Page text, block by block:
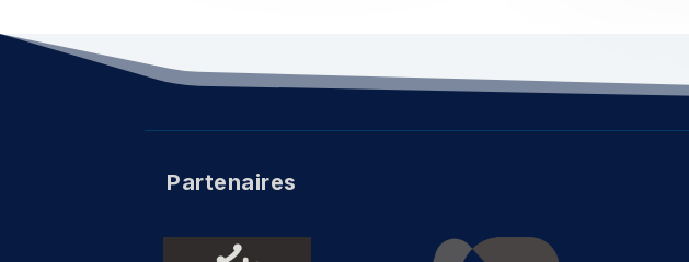
Partenaires